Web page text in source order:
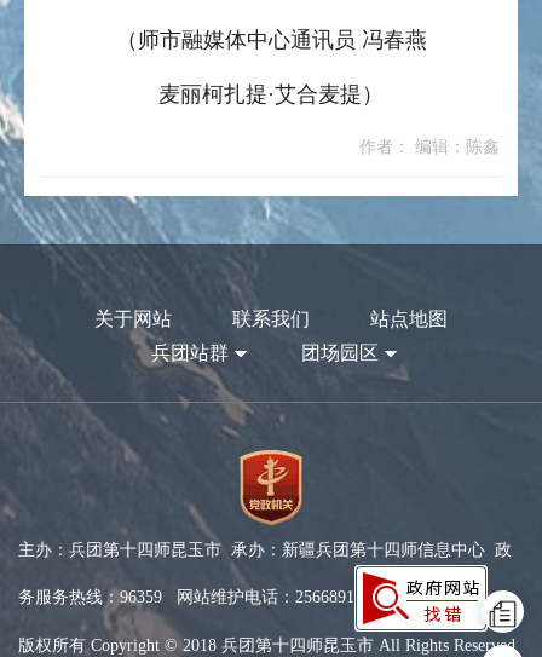
（师市融媒体中心通讯员 冯春燕
麦丽柯扎提·艾合麦提）
作者： 编辑：陈鑫
关于网站 联系我们
站点地图
兵团站群
团场园区
主办：兵团第十四师昆玉市 承办：新疆兵团第十四师信息中心 政
务服务热线：96359 网站维护电话：2566891
版权所有 Copyright © 2018 兵团第十四师昆玉市 All Rights Reserved